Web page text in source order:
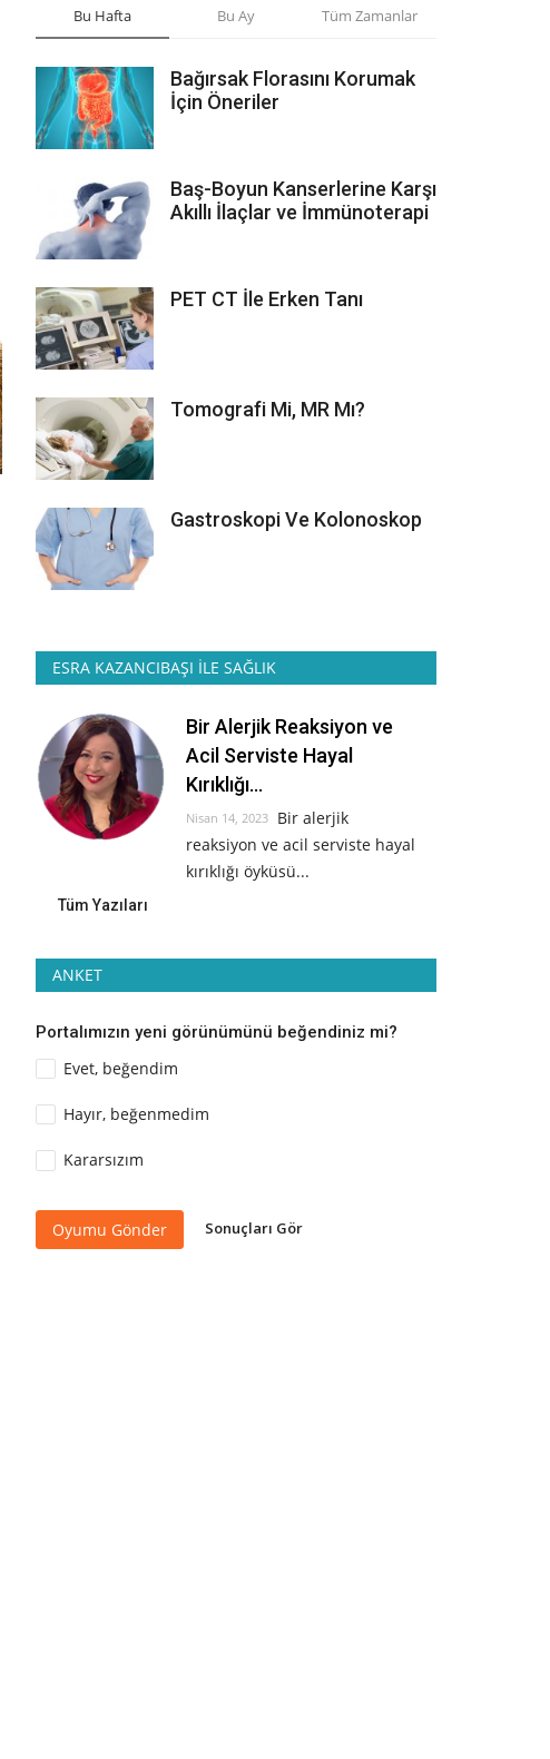
Bu Hafta Bu Ay Tüm Zamanlar
Bağırsak Florasını Korumak
İçin Öneriler
Baş-Boyun Kanserlerine Karşı
Akıllı İlaçlar ve İmmünoterapi
PET CT İle Erken Tanı
Tomografi Mi, MR Mı?
Gastroskopi Ve Kolonoskop
ESRA KAZANCIBAŞI İLE SAĞLIK
Bir Alerjik Reaksiyon ve
Acil Serviste Hayal
Kırıklığı...
Nisan 14, 2023 Bir alerjik
reaksiyon ve acil serviste hayal
kırıklığı öyküsü...
Tüm Yazıları
ANKET
Portalımızın yeni görünümünü beğendiniz mi?
Evet, beğendim
Hayır, beğenmedim
Kararsızım
Oyumu Gönder Sonuçları Gör